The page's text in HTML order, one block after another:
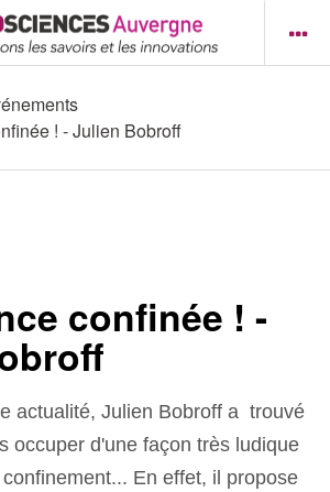
! - Julien Bobroff
confinée ! -
actualité, Julien Bobroff a trouvé
occuper d'une façon très ludique
En effet, il propose